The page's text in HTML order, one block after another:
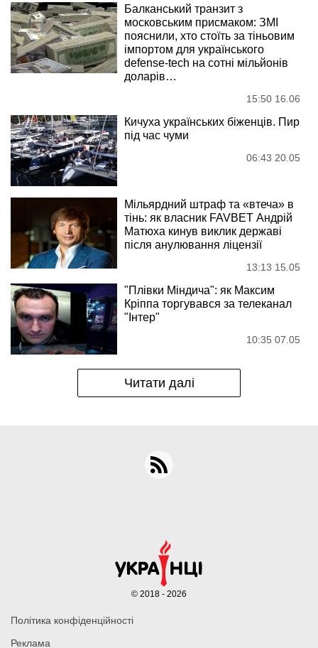
Балканський транзит з
московським присмаком: ЗМІ
пояснили, хто стоїть за тіньовим
імпортом для українського
defense-tech на сотні мільйонів
доларів…
15:50 16.06
Кичуха українських біженців. Пир
під час чуми
06:43 20.05
Мільярдний штраф та «втеча» в
тінь: як власник FAVBET Андрій
Матюха кинув виклик державі
після анулювання ліцензії
13:13 15.05
"Плівки Міндича": як Максим
Кріппа торгувався за телеканал
"Інтер"
10:35 07.05
Читати далі
Політика конфіденційності
Реклама
© 2018 - 2026